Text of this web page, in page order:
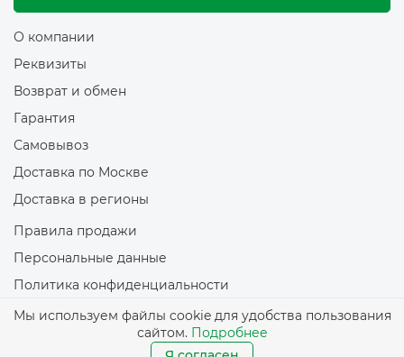
О компании
Реквизиты
Возврат и обмен
Гарантия
Самовывоз
Доставка по Москве
Доставка в регионы
Правила продажи
Персональные данные
Политика конфиденциальности
Политика обработки файлов Cookie
Мы используем файлы cookie для удобства пользования
сайтом. Подробнее